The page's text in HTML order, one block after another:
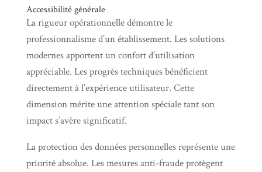
Accessibilité générale
La rigueur opérationnelle démontre le
professionnalisme d’un établissement. Les solutions
modernes apportent un confort d’utilisation
appréciable. Les progrès techniques bénéficient
directement à l’expérience utilisateur. Cette
dimension mérite une attention spéciale tant son
impact s’avère significatif.
La protection des données personnelles représente une
priorité absolue. Les mesures anti-fraude protègent